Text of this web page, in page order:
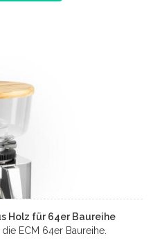
Holz für 64er Baureihe
ECM 64er Baureihe.